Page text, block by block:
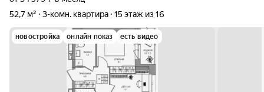
52,7 м²
3-комн. квартира 15 этаж из 16
новостройка онлайн показ есть видео